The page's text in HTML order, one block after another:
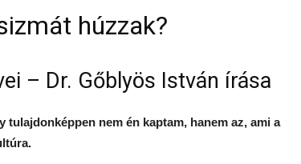
húzzak?
– Dr. Gőblyös István írása
tulajdonképpen nem én kaptam, hanem az, ami a